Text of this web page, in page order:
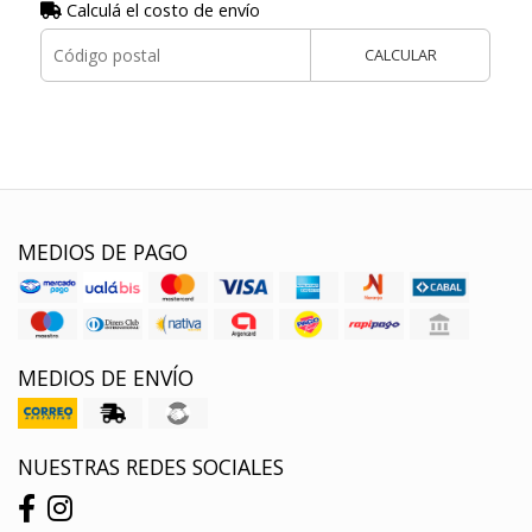
Calculá el costo de envío
CALCULAR
MEDIOS DE PAGO
MEDIOS DE ENVÍO
NUESTRAS REDES SOCIALES